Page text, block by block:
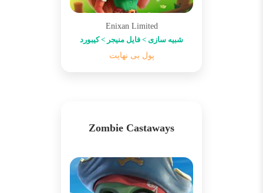
Enixan Limited
شبیه سازی > فایل منیجر > کیبورد
پول بی نهایت
Zombie Castaways